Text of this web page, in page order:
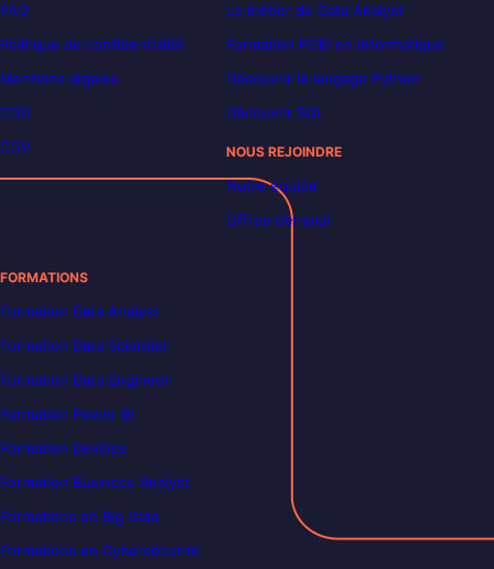
FAQ
Politique de confidentialité
Mentions légales
CGU
CGV
Le métier de Data Analyst
Formation POEI en informatique
Découvrir le langage Python
Découvrir SQL
NOUS REJOINDRE
Notre équipe
Offres d’emploi
FORMATIONS
Formation Data Analyst
Formation Data Scientist
Formation Data Engineer
Formation Power BI
Formation DevOps
Formation Business Analyst
Formations en Big Data
Formations en Cybersécurité